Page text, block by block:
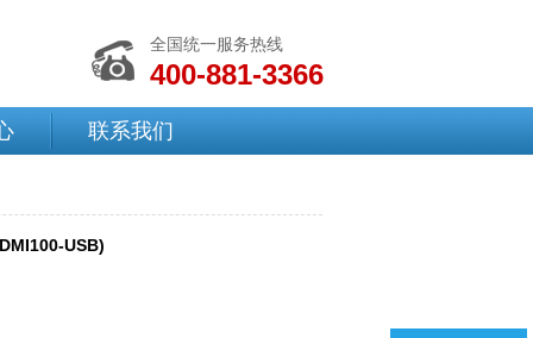
全国统一服务热线
400-881-3366
联系我们
USB)